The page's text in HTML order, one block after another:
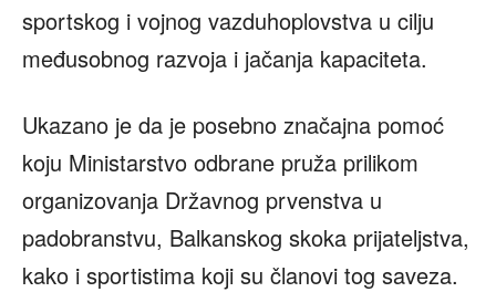
sportskog i vojnog vazduhoplovstva u cilju
međusobnog razvoja i jačanja kapaciteta.
Ukazano je da je posebno značajna pomoć
koju Ministarstvo odbrane pruža prilikom
organizovanja Državnog prvenstva u
padobranstvu, Balkanskog skoka prijateljstva,
kako i sportistima koji su članovi tog saveza.